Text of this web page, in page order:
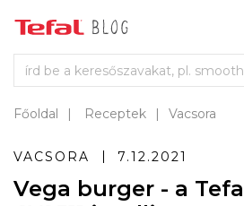
Főoldal Receptek Vacsora
VACSORA 7.12.2021
Vega burger - a